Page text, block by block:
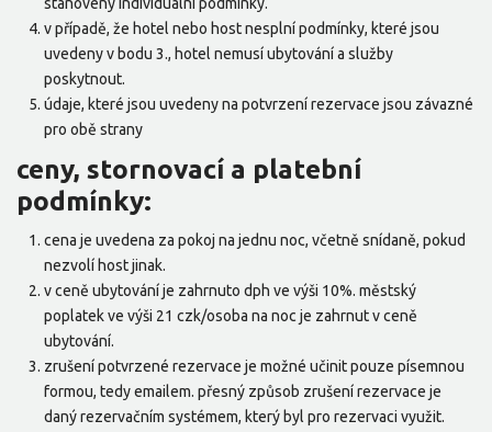
v případě, že hotel nebo host nesplní podmínky, které jsou
uvedeny v bodu 3., hotel nemusí ubytování a služby
poskytnout.
údaje, které jsou uvedeny na potvrzení rezervace jsou závazné
pro obě strany
ceny, stornovací a platební
podmínky:
cena je uvedena za pokoj na jednu noc, včetně snídaně, pokud
nezvolí host jinak.
v ceně ubytování je zahrnuto dph ve výši 10%. městský
poplatek ve výši 21 czk/osoba na noc je zahrnut v ceně
ubytování.
zrušení potvrzené rezervace je možné učinit pouze písemnou
formou, tedy emailem. přesný způsob zrušení rezervace je
daný rezervačním systémem, který byl pro rezervaci využit.